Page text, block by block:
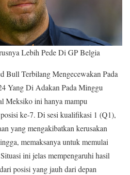
Lebih Pede Di GP Belgia
Bull Terbilang Mengecewakan Pada
Yang Di Adakan Pada Minggu
Meksiko ini hanya mampu
ke-7. Di sesi kualifikasi 1 (Q1),
yang mengakibatkan kerusakan
memaksanya untuk memulai
ini jelas mempengaruhi hasil
posisi yang jauh dari depan